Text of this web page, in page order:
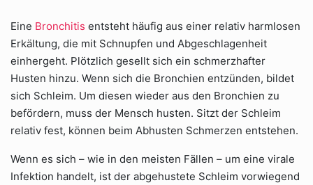
Eine Bronchitis entsteht häufig aus einer relativ harmlosen
Erkältung, die mit Schnupfen und Abgeschlagenheit
einhergeht. Plötzlich gesellt sich ein schmerzhafter
Husten hinzu. Wenn sich die Bronchien entzünden, bildet
sich Schleim. Um diesen wieder aus den Bronchien zu
befördern, muss der Mensch husten. Sitzt der Schleim
relativ fest, können beim Abhusten Schmerzen entstehen.
Wenn es sich – wie in den meisten Fällen – um eine virale
Infektion handelt, ist der abgehustete Schleim vorwiegend